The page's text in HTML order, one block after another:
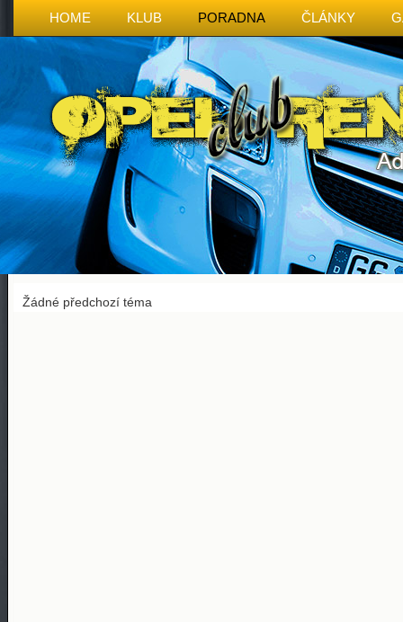
HOME KLUB PORADNA ČLÁNKY
Žádné předchozí téma